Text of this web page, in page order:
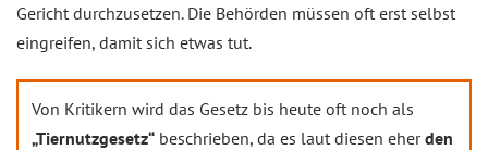
Gericht durchzusetzen. Die Behörden müssen oft erst selbst
eingreifen, damit sich etwas tut.
Von Kritikern wird das Gesetz bis heute oft noch als
„Tiernutzgesetz“ beschrieben, da es laut diesen eherden